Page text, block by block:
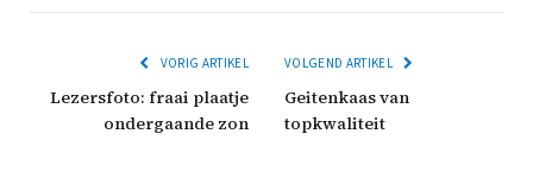
VORIG ARTIKEL
Lezersfoto: fraai plaatje
ondergaande zon
VOLGEND ARTIKEL
Geitenkaas van
topkwaliteit